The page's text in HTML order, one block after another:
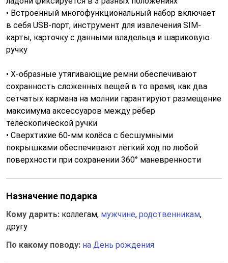
• Встроенный многофункциональный набор включает
в себя USB-порт, инструмент для извлечения SIM-
карты, карточку с данными владельца и шариковую
ручку
• X-образные утягивающие ремни обеспечивают
сохранность сложенных вещей в то время, как два
сетчатых кармана на молнии гарантируют размещение
максимума аксессуаров между рёбер
телескопической ручки
• Сверхтихие 60-мм колёса с бесшумными
покрышками обеспечивают лёгкий ход по любой
поверхности при сохранении 360° маневренности
Назначение подарка
Кому дарить: коллегам, мужчине, родственникам,
другу
По какому поводу: на День рождения